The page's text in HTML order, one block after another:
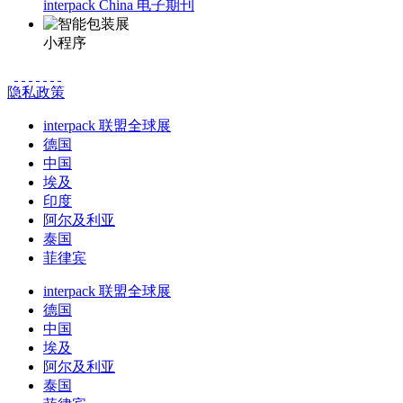
interpack China 电子期刊
小程序
隐私政策
interpack 联盟全球展
德国
中国
埃及
印度
阿尔及利亚
泰国
菲律宾
interpack 联盟全球展
德国
中国
埃及
阿尔及利亚
泰国